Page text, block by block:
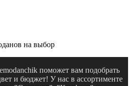
на выбор
поможет вам подобрать
и бюджет! У нас в ассортименте